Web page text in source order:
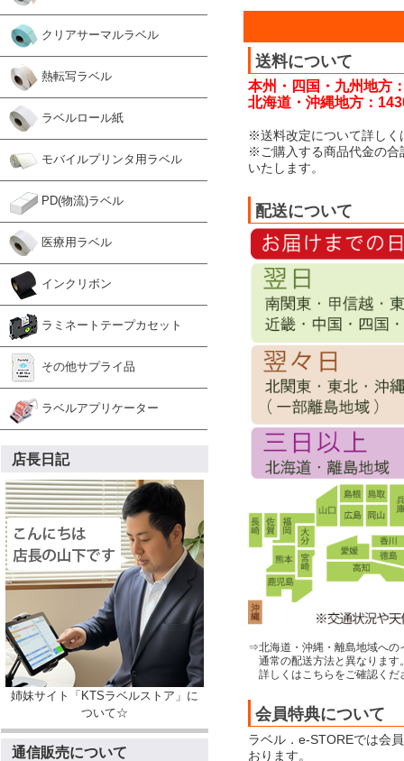
クリアサーマルラベル
熱転写ラベル
ラベルロール紙
モバイルプリンタ用ラベル
PD(物流)ラベル
医療用ラベル
インクリボン
ラミネートテープカセット
その他サプライ品
ラベルアプリケーター
店長日記
姉妹サイト「KTSラベルストア」に
ついて☆
通信販売について
送料について
本州・四国・九州地方
北海道・沖縄地方：
※送料改定について詳しく
※ご購入する商品代金の合
いたします。
配送について
⇒北海道・沖縄・離島地域への
通常の配送方法と異なります
詳しくはこちらをご確認くだ
会員特典について
ラベル．e-STOREでは会
おります。